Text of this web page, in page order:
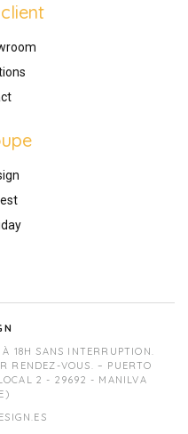
18H SANS INTERRUPTION.
RENDEZ-VOUS. – PUERTO
2 - 29692 - MANILVA